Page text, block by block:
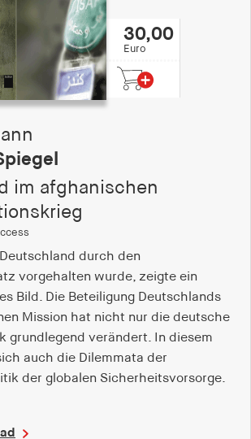
30,00
Euro
im afghanischen
durch den
vorgehalten wurde, zeigte ein
Bild. Die Beteiligung Deutschlands
Mission hat nicht nur die deutsche
grundlegend verändert. In diesem
auch die Dilemmata der
der globalen Sicherheitsvorsorge.